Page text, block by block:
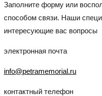
Заполните форму или
способом связи. Наши
интересующие вас вопросы
электронная почта
info@petramemorial.ru
контактный телефон